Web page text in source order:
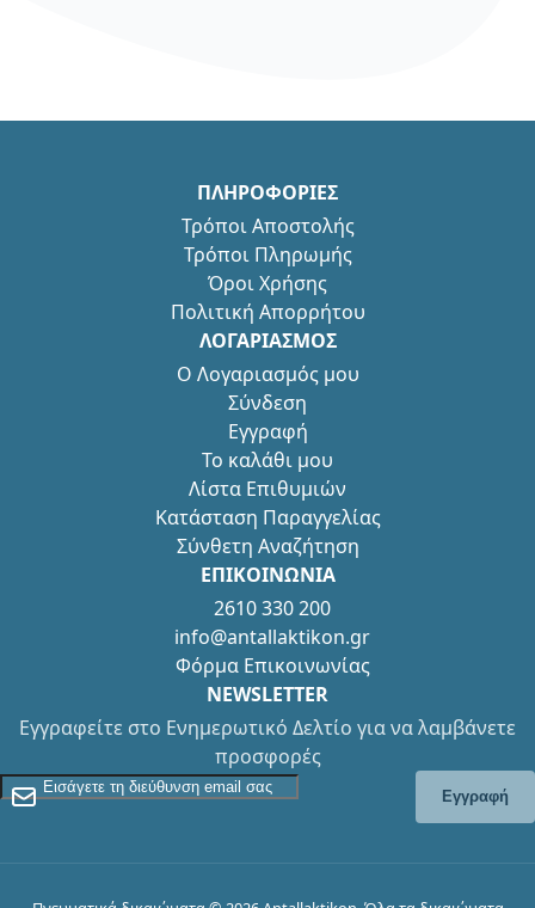
ΠΛΗΡΟΦΟΡΙΕΣ
Τρόποι Αποστολής
Τρόποι Πληρωμής
Όροι Χρήσης
Πολιτική Απορρήτου
ΛΟΓΑΡΙΑΣΜΟΣ
Ο Λογαριασμός μου
Σύνδεση
Εγγραφή
Το καλάθι μου
Λίστα Επιθυμιών
Κατάσταση Παραγγελίας
Σύνθετη Αναζήτηση
ΕΠΙΚΟΙΝΩΝΙΑ
2610 330 200
info@antallaktikon.gr
Φόρμα Επικοινωνίας
NEWSLETTER
Εγγραφείτε στο Ενημερωτικό Δελτίο για να λαμβάνετε
προσφορές
Εγγραφείτε στο Newsletter
Εγγραφή